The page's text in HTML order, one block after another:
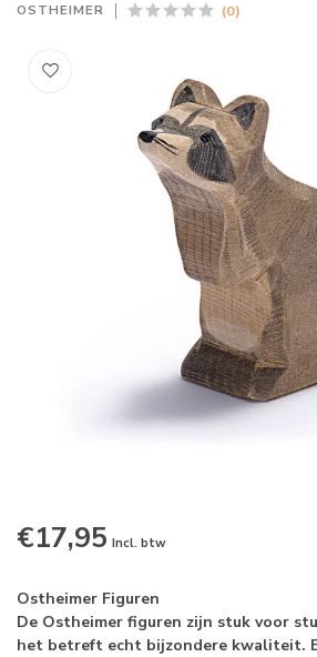
OSTHEIMER (0)
€17,95 Incl. btw
Ostheimer Figuren
De Ostheimer figuren zijn stuk voor
het betreft echt bijzondere kwaliteit.